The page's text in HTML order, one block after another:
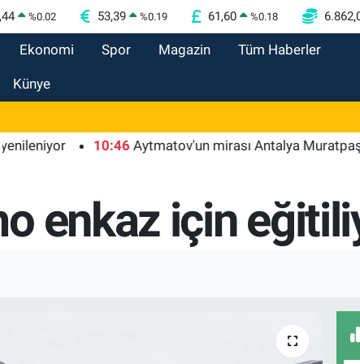
%0.02 53,39 %0.19 61,60 %0.18
Ekonomi Spor Magazin Tüm Haberler
Künye
10:46 Aytmatov'un mirası Antalya Muratpaşa'da
enkaz için